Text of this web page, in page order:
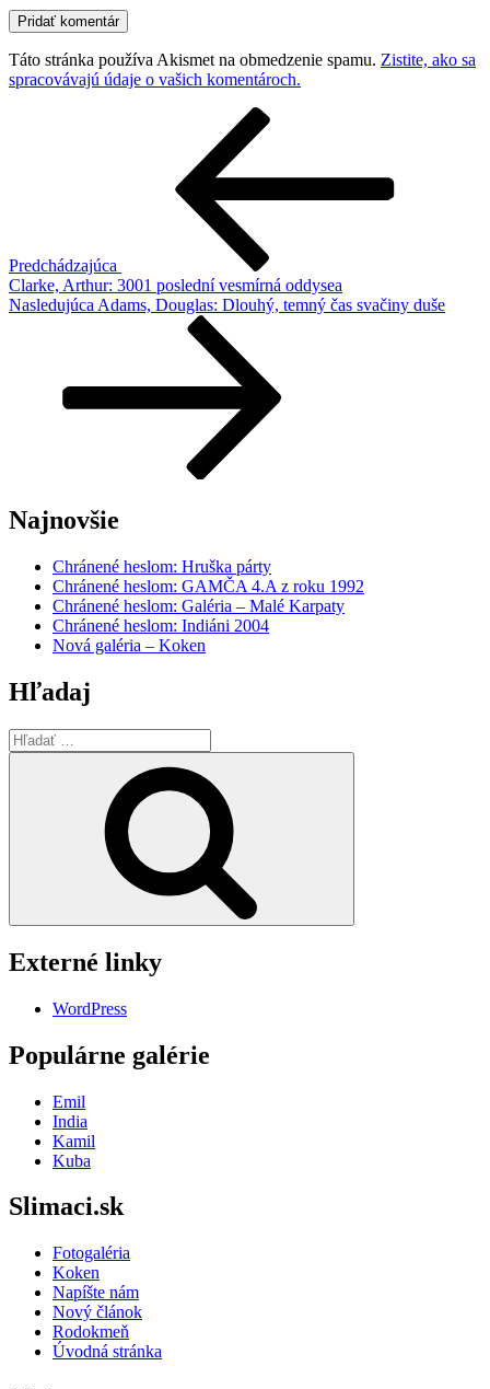
Táto stránka používa Akismet na obmedzenie spamu. Zistite, ako sa
spracovávajú údaje o vašich komentároch.
Predchádzajúca
Clarke, Arthur: 3001 poslední vesmírná oddysea
Ďalší
Nasledujúca Adams, Douglas: Dlouhý, temný čas svačiny duše
Najnovšie
Chránené heslom: Hruška párty
Chránené heslom: GAMČA 4.A z roku 1992
Chránené heslom: Galéria – Malé Karpaty
Chránené heslom: Indiáni 2004
Nová galéria – Koken
Hľadaj
Hľadať:
Externé linky
WordPress
Populárne galérie
Emil
India
Kamil
Kuba
Slimaci.sk
Fotogaléria
Koken
Napíšte nám
Nový článok
Rodokmeň
Úvodná stránka